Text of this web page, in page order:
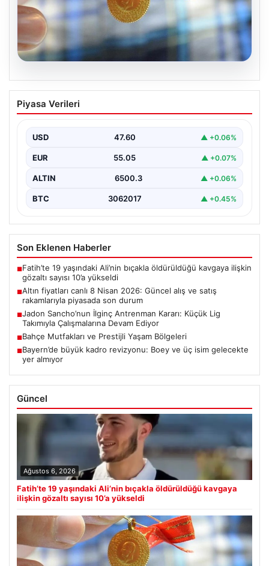
05.08.2026
Altın fiyatları canlı 8 Nisan 2026:
Güncel alış ve satış rakamlarıyla
Altın piyasası, son dönemlerde yaşanan jeopolitik
hareketli bir…
Piyasa Verileri
USD 47.60 ▲ +0.06%
EUR 55.05 ▲ +0.07%
ALTIN 6500.3 ▲ +0.06%
BTC 3062017 ▲ +0.45%
Son Eklenen Haberler
■Fatih’te 19 yaşındaki Ali’nin bıçakla öldürüldüğü kavgaya ilişkin
gözaltı sayısı 10’a yükseldi
■Altın fiyatları canlı 8 Nisan 2026: Güncel alış ve satış
rakamlarıyla piyasada son durum
■Jadon Sancho’nun İlginç Antrenman Kararı: Küçük Lig
Takımıyla Çalışmalarına Devam Ediyor
■Bahçe Mutfakları ve Prestijli Yaşam Bölgeleri
■Bayern’de büyük kadro revizyonu: Boey ve üç isim gelecekte
yer almıyor
Güncel
Ağustos 6, 2026
Fatih’te 19 yaşındaki Ali’nin bıçakla öldürüldüğü kavgaya
ilişkin gözaltı sayısı 10’a yükseldi